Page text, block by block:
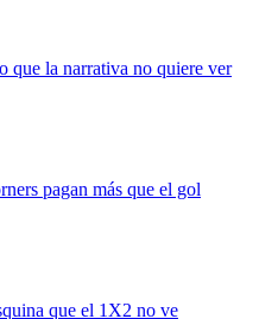
que la narrativa no quiere ver
pagan más que el gol
que el 1X2 no ve